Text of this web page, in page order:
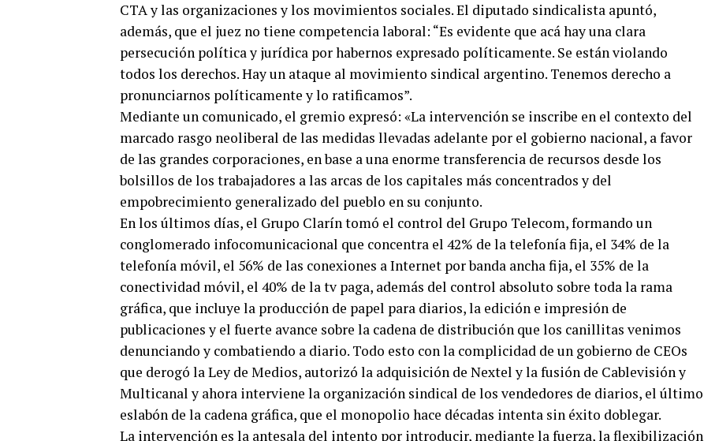
CTA y las organizaciones y los movimientos sociales. El diputado sindicalista apuntó,
además, que el juez no tiene competencia laboral: “Es evidente que acá hay una clara
persecución política y jurídica por habernos expresado políticamente. Se están violando
todos los derechos. Hay un ataque al movimiento sindical argentino. Tenemos derecho a
pronunciarnos políticamente y lo ratificamos”.
Mediante un comunicado, el gremio expresó: «La intervención se inscribe en el contexto del
marcado rasgo neoliberal de las medidas llevadas adelante por el gobierno nacional, a favor
de las grandes corporaciones, en base a una enorme transferencia de recursos desde los
bolsillos de los trabajadores a las arcas de los capitales más concentrados y del
empobrecimiento generalizado del pueblo en su conjunto.
En los últimos días, el Grupo Clarín tomó el control del Grupo Telecom, formando un
conglomerado infocomunicacional que concentra el 42% de la telefonía fija, el 34% de la
telefonía móvil, el 56% de las conexiones a Internet por banda ancha fija, el 35% de la
conectividad móvil, el 40% de la tv paga, además del control absoluto sobre toda la rama
gráfica, que incluye la producción de papel para diarios, la edición e impresión de
publicaciones y el fuerte avance sobre la cadena de distribución que los canillitas venimos
denunciando y combatiendo a diario. Todo esto con la complicidad de un gobierno de CEOs
que derogó la Ley de Medios, autorizó la adquisición de Nextel y la fusión de Cablevisión y
Multicanal y ahora interviene la organización sindical de los vendedores de diarios, el último
eslabón de la cadena gráfica, que el monopolio hace décadas intenta sin éxito doblegar.
La intervención es la antesala del intento por introducir, mediante la fuerza, la flexibilización